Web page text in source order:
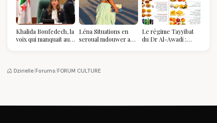
Khalida Boufedech, la
voix qui manquait au
Léna Situations en
seroual mdouwer au
pièce mode de l'été
Le régime Tayyibat
du Dr Al-Awadi :
Dzirielle/Forums/FORUM CULTURE